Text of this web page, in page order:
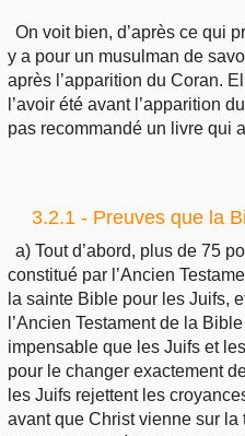
On voit bien, d’après ce qui
y a pour un musulman de
après l’apparition du Coran.
l’avoir été avant l’apparition
pas recommandé un livre qui
3.2.1 - Preuves que la
a) Tout d’abord, plus de 75
constitué par l’Ancien
la sainte Bible pour les Juifs,
l’Ancien Testament de la
impensable que les Juifs et
pour le changer exactement
les Juifs rejettent les
avant que Christ vienne sur la